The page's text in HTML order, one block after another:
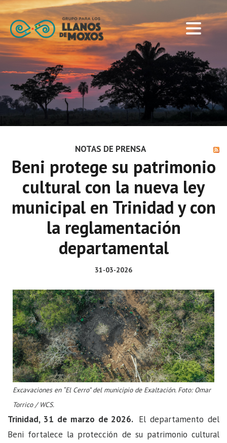
NOTAS DE PRENSA
Beni protege su patrimonio
cultural con la nueva ley
municipal en Trinidad y con
la reglamentación
departamental
31-03-2026
Excavaciones en “El Cerro” del municipio de Exaltación. Foto: Omar
Torrico / WCS.
Trinidad, 31 de marzo de 2026. El departamento del
Beni fortalece la protección de su patrimonio cultural